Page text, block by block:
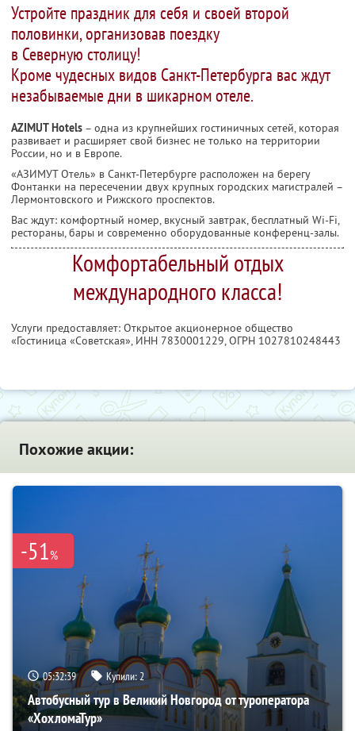
Устройте праздник для себя и своей второй
половинки, организовав поездку
в Северную столицу!
Кроме чудесных видов Санкт-Петербурга вас ждут
незабываемые дни в шикарном отеле.
AZIMUT Hotels – одна из крупнейших гостиничных сетей, которая
развивает и расширяет свой бизнес не только на территории
России, но и в Европе.
«АЗИМУТ Отель» в Санкт-Петербурге расположен на берегу
Фонтанки на пересечении двух крупных городских магистралей –
Лермонтовского и Рижского проспектов.
Вас ждут: комфортный номер, вкусный завтрак, бесплатный Wi-Fi,
рестораны, бары и современно оборудованные конференц-залы.
Комфортабельный отдых
международного класса!
Услуги предоставляет: Открытое акционерное общество
«Гостиница «Советская», ИНН 7830001229, ОГРН 1027810248443
Похожие акции:
-51%
05:32:37 Купили:2
Автобусный тур в Великий Новгород от туроператора
«ХохломаТур»